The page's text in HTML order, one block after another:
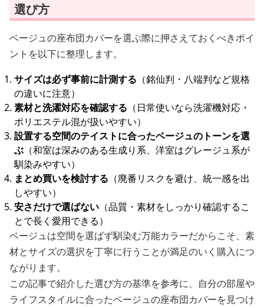
選び方
ベージュの座布団カバーを選ぶ際に押さえておくべきポイ
ントを以下に整理します。
サイズは必ず事前に計測する （銘仙判・八端判など規格
の違いに注意）
素材と洗濯対応を確認する （日常使いなら洗濯機対応・
ポリエステル混が扱いやすい）
設置する空間のテイストに合ったベージュのトーンを選
ぶ （和室は深みのある生成り系、洋室はグレージュ系が
馴染みやすい）
まとめ買いを検討する （廃番リスクを避け、統一感を出
しやすい）
安さだけで選ばない （品質・素材をしっかり確認するこ
とで長く愛用できる）
ベージュは空間を選ばず馴染む万能カラーだからこそ、素
材とサイズの選択を丁寧に行うことが満足のいく購入につ
ながります。
この記事で紹介した選び方の基準を参考に、自分の部屋や
ライフスタイルに合ったベージュの座布団カバーを見つけ